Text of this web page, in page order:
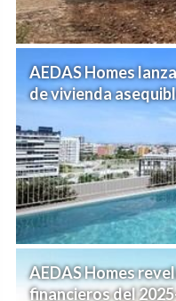
AEDAS Homes
de vivienda
AEDAS Homes
financieros del